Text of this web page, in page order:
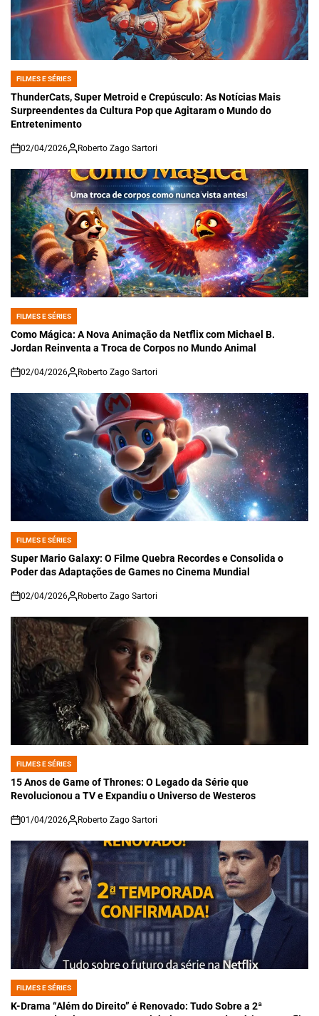
POSTED
IN
FILMES E SÉRIES
ThunderCats, Super Metroid e Crepúsculo: As Notícias Mais
Surpreendentes da Cultura Pop que Agitaram o Mundo do
Entretenimento
on
02/04/2026 Roberto Zago Sartori
POSTED
IN
FILMES E SÉRIES
Como Mágica: A Nova Animação da Netflix com Michael B.
Jordan Reinventa a Troca de Corpos no Mundo Animal
on
02/04/2026 Roberto Zago Sartori
POSTED
IN
FILMES E SÉRIES
Super Mario Galaxy: O Filme Quebra Recordes e Consolida o
Poder das Adaptações de Games no Cinema Mundial
on
02/04/2026 Roberto Zago Sartori
POSTED
IN
FILMES E SÉRIES
15 Anos de Game of Thrones: O Legado da Série que
Revolucionou a TV e Expandiu o Universo de Westeros
on
01/04/2026 Roberto Zago Sartori
POSTED
IN
FILMES E SÉRIES
K-Drama “Além do Direito” é Renovado: Tudo Sobre a 2ª